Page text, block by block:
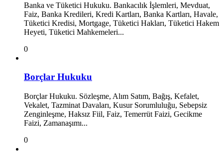
Banka ve Tüketici Hukuku. Bankacılık İşlemleri, Mevduat,
Faiz, Banka Kredileri, Kredi Kartları, Banka Kartları, Havale,
Tüketici Kredisi, Mortgage, Tüketici Hakları, Tüketici Hakem
Heyeti, Tüketici Mahkemeleri...
0
Borçlar Hukuku
Borçlar Hukuku. Sözleşme, Alım Satım, Bağış, Kefalet,
Vekalet, Tazminat Davaları, Kusur Sorumluluğu, Sebepsiz
Zenginleşme, Haksız Fiil, Faiz, Temerrüt Faizi, Gecikme
Faizi, Zamanaşımı...
0